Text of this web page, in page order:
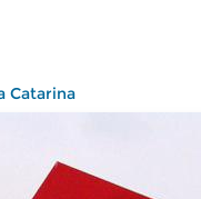
Catarina